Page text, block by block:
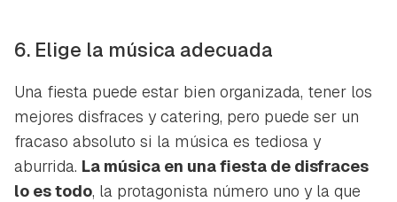
6. Elige la música adecuada
Una fiesta puede estar bien organizada, tener los
mejores disfraces y catering, pero puede ser un
fracaso absoluto si la música es tediosa y
aburrida. La música en una fiesta de disfraces
lo es todo, la protagonista número uno y la que